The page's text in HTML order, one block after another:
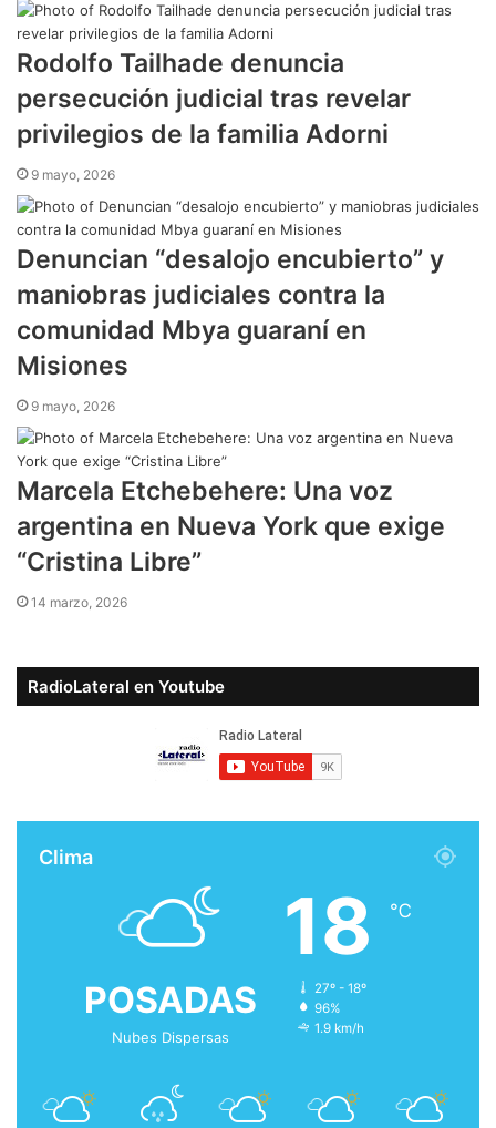
Rodolfo Tailhade denuncia
persecución judicial tras revelar
privilegios de la familia Adorni
9 mayo, 2026
Denuncian “desalojo encubierto” y
maniobras judiciales contra la
comunidad Mbya guaraní en
Misiones
9 mayo, 2026
Marcela Etchebehere: Una voz
argentina en Nueva York que exige
“Cristina Libre”
14 marzo, 2026
RadioLateral en Youtube
Clima
POSADAS
Nubes Dispersas
18 ℃
27º - 18º
96%
1.9 km/h